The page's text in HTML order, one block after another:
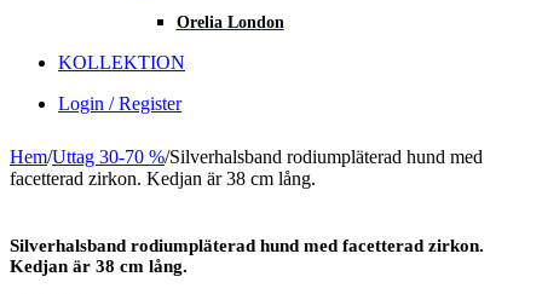
Orelia London
KOLLEKTION
Login / Register
Hem/Uttag 30-70 %/Silverhalsband rodiumpläterad hund med
facetterad zirkon. Kedjan är 38 cm lång.
Silverhalsband rodiumpläterad hund med facetterad zirkon.
Kedjan är 38 cm lång.